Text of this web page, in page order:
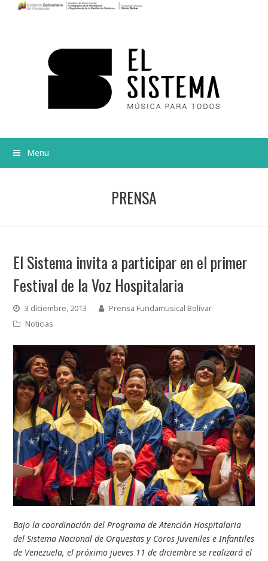
Menu
PRENSA
El Sistema invita a participar en el primer
Festival de la Voz Hospitalaria
3 diciembre, 2013
Prensa Fundamusical Bolívar
Noticias
Bajo la coordinación del Programa de Atención Hospitalaria
del Sistema Nacional de Orquestas y Coros Juveniles e Infantiles
de Venezuela, el próximo jueves 11 de diciembre se realizará el